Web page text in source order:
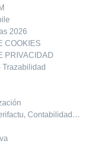
2026
COOKIES
PRIVACIDAD
Trazabilidad
Contabilidad…